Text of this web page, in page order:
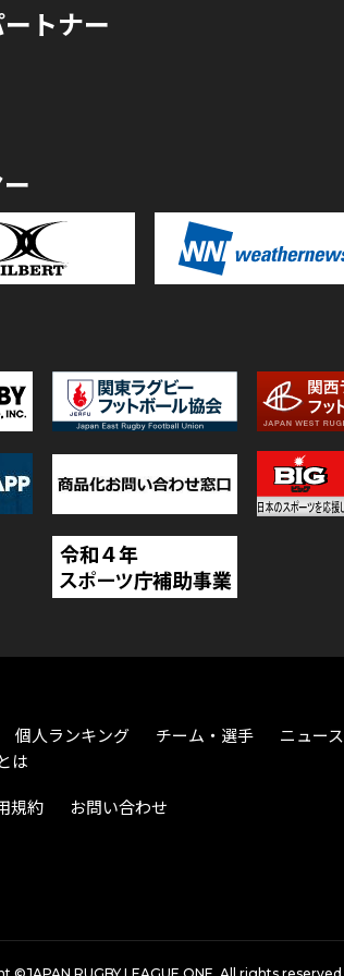
トナー
個人ランキング チーム・選手 ニュース
は
規約 お問い合わせ